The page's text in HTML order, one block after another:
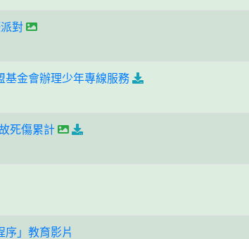
對
基金會辦理少年專線服務
死傷累計
序」教育影片